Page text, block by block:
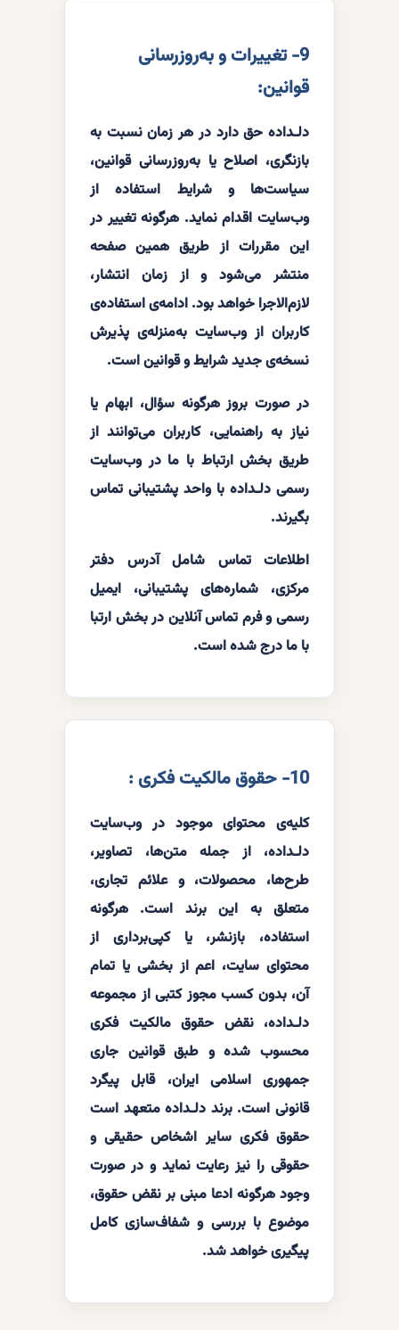
9- تغییرات و به‌روزرسانی
قوانین:
دلـداده حق دارد در هر زمان نسبت به
بازنگری، اصلاح یا به‌روزرسانی قوانین،
سیاست‌ها و شرایط استفاده از
وب‌سایت اقدام نماید. هرگونه تغییر در
این مقررات از طریق همین صفحه
منتشر می‌شود و از زمان انتشار،
لازم‌الاجرا خواهد بود. ادامه‌ی استفاده‌ی
کاربران از وب‌سایت به‌منزله‌ی پذیرش
نسخه‌ی جدید شرایط و قوانین است.
در صورت بروز هرگونه سؤال، ابهام یا
نیاز به راهنمایی، کاربران می‌توانند از
طریق بخش ارتباط با ما در وب‌سایت
رسمی دلـداده با واحد پشتیبانی تماس
بگیرند.
اطلاعات تماس شامل آدرس دفتر
مرکزی، شماره‌های پشتیبانی، ایمیل
رسمی و فرم تماس آنلاین در بخش ارتبا
با ما درج شده است.
10- حقوق مالکیت فکری :
کلیه‌ی محتوای موجود در وب‌سایت
دلـداده، از جمله متن‌ها، تصاویر،
طرح‌ها، محصولات، و علائم تجاری،
متعلق به این برند است. هرگونه
استفاده، بازنشر، یا کپی‌برداری از
محتوای سایت، اعم از بخشی یا تمام
آن، بدون کسب مجوز کتبی از مجموعه
دلـداده، نقض حقوق مالکیت فکری
محسوب شده و طبق قوانین جاری
جمهوری اسلامی ایران، قابل پیگرد
قانونی است. برند دلـداده متعهد است
حقوق فکری سایر اشخاص حقیقی و
حقوقی را نیز رعایت نماید و در صورت
وجود هرگونه ادعا مبنی بر نقض حقوق،
موضوع با بررسی و شفاف‌سازی کامل
پیگیری خواهد شد.